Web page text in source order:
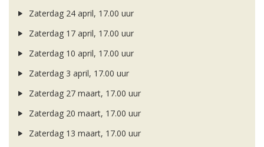
Zaterdag 24 april, 17.00 uur
Zaterdag 17 april, 17.00 uur
Zaterdag 10 april, 17.00 uur
Zaterdag 3 april, 17.00 uur
Zaterdag 27 maart, 17.00 uur
Zaterdag 20 maart, 17.00 uur
Zaterdag 13 maart, 17.00 uur